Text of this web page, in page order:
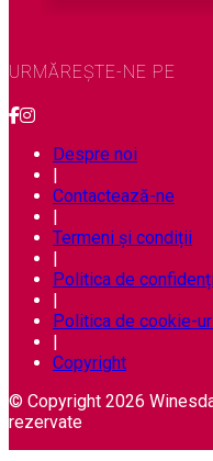
URMĂREȘTE-NE PE
Despre noi
|
Contactează-ne
|
Termeni și condiții
|
Politica de
|
Politica de cookie-
|
Copyright
© Copyright 2026
rezervate